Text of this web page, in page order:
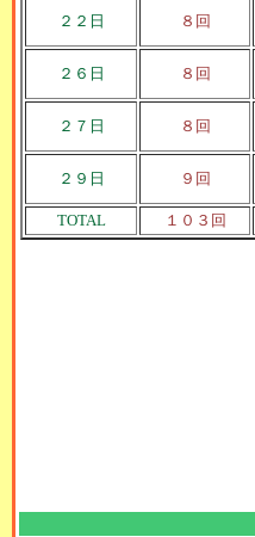
２２日 ８回
２６日 ８回
２７日 ８回
２９日 ９回
TOTAL
１０３回